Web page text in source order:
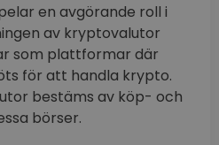
en avgörande roll i
av kryptovalutor
som plattformar där
för att handla krypto.
bestäms av köp- och
börser.